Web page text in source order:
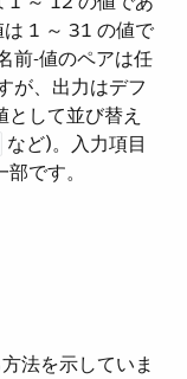
は 1 ～ 31 の値で
前-値のペアは任
が、出力はデフ
して並び替え
​ など)。入力項目
部です。
法を示していま